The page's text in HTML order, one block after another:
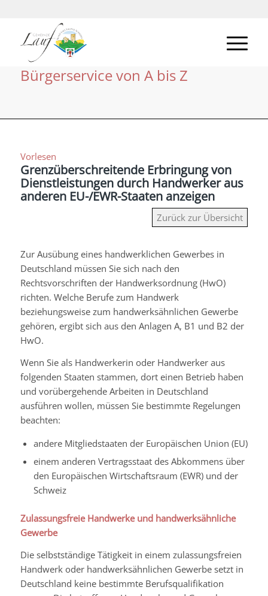
Bürgerservice von A bis Z
Vorlesen
Grenzüberschreitende Erbringung von
Dienstleistungen durch Handwerker aus
anderen EU-/EWR-Staaten anzeigen
Zurück zur Übersicht
Zur Ausübung eines handwerklichen Gewerbes in
Deutschland müssen Sie sich nach den
Rechtsvorschriften der Handwerksordnung (HwO)
richten. Welche Berufe zum Handwerk
beziehungsweise zum handwerksähnlichen Gewerbe
gehören, ergibt sich aus den Anlagen A, B1 und B2 der
HwO.
Wenn Sie als Handwerkerin oder Handwerker aus
folgenden Staaten stammen, dort einen Betrieb haben
und vorübergehende Arbeiten in Deutschland
ausführen wollen, müssen Sie bestimmte Regelungen
beachten:
andere Mitgliedstaaten der Europäischen Union (EU)
einem anderen Vertragsstaat des Abkommens über
den Europäischen Wirtschaftsraum (EWR) und der
Schweiz
Zulassungsfreie Handwerke und handwerksähnliche
Gewerbe
Die selbstständige Tätigkeit in einem zulassungsfreien
Handwerk oder handwerksähnlichen Gewerbe setzt in
Deutschland keine bestimmte Berufsqualifikation